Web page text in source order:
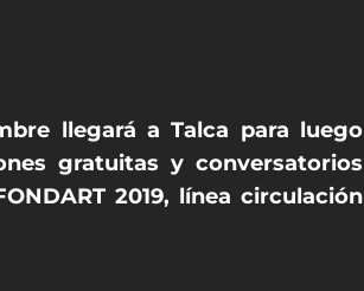
llegará a Talca para luego
gratuitas y conversatorios
2019, línea circulación